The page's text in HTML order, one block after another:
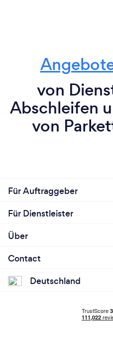
von
Abschleifen
von
Für Auftraggeber
Für Dienstleister
Über
Contact
Deutschland